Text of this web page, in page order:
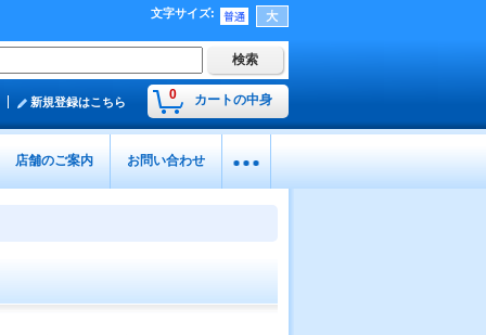
文字サイズ:
0 カートの中身
新規登録はこちら
店舗のご案内 お問い合わせ